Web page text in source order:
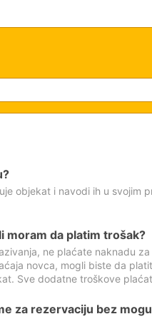
objekat i navodi ih u svojim
moram da platim trošak?
ne plaćate naknadu
novca, mogli biste da
Sve dodatne troškove
za rezervaciju bez